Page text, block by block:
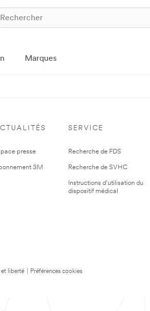
Marques
presse
3M
SERVICE
Recherche de FDS
Recherche de SVHC
Instructions d'utilisation du
dispositif médical
et liberté
Préférences cookies